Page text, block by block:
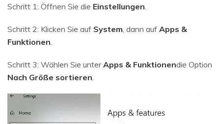
Schritt 1: Öffnen Sie die Einstellungen.
Schritt 2: Klicken Sie auf System, dann auf Apps &
Funktionen.
Schritt 3: Wählen Sie unterApps & Funktionendie Option
Nach Größe sortieren.